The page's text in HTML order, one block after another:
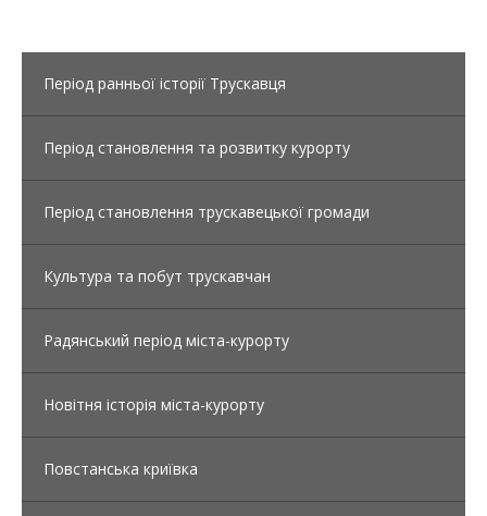
Період ранньої історії Трускавця
Період становлення та розвитку курорту
Період становлення трускавецької громади
Культура та побут трускавчан
Радянський період міста-курорту
Новітня історія міста-курорту
Повстанська криївка